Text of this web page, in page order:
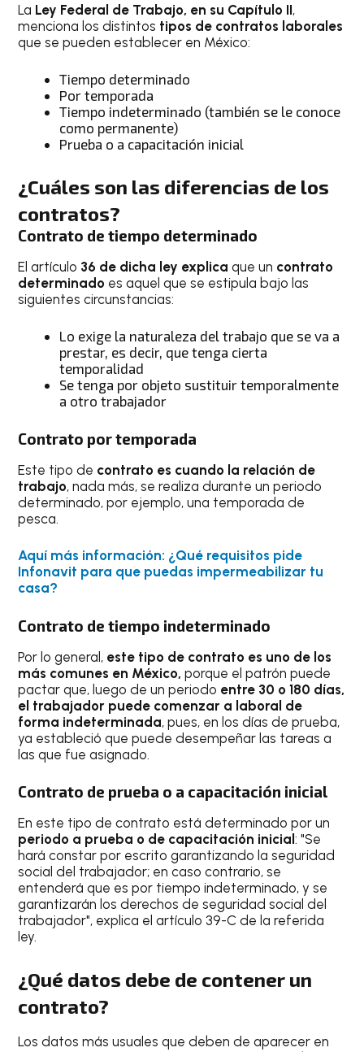
La Ley Federal de Trabajo, en su Capítulo II,
menciona los distintos tipos de contratos laborales
que se pueden establecer en México:
Tiempo determinado
Por temporada
Tiempo indeterminado (también se le conoce
como permanente)
Prueba o a capacitación inicial
¿Cuáles son las diferencias de los
contratos?
Contrato de tiempo determinado
El artículo 36 de dicha ley explica que un contrato
determinado es aquel que se estipula bajo las
siguientes circunstancias:
Lo exige la naturaleza del trabajo que se va a
prestar, es decir, que tenga cierta
temporalidad
Se tenga por objeto sustituir temporalmente
a otro trabajador
Contrato por temporada
Este tipo de contrato es cuando la relación de
trabajo, nada más, se realiza durante un periodo
determinado, por ejemplo, una temporada de
pesca.
Aquí más información: ¿Qué requisitos pide
Infonavit para que puedas impermeabilizar tu
casa?
Contrato de tiempo indeterminado
Por lo general, este tipo de contrato es uno de los
más comunes en México, porque el patrón puede
pactar que, luego de un periodo entre 30 o 180 días,
el trabajador puede comenzar a laboral de
forma indeterminada, pues, en los días de prueba,
ya estableció que puede desempeñar las tareas a
las que fue asignado.
Contrato de prueba o a capacitación inicial
En este tipo de contrato está determinado por un
periodo a prueba o de capacitación inicial: "Se
hará constar por escrito garantizando la seguridad
social del trabajador; en caso contrario, se
entenderá que es por tiempo indeterminado, y se
garantizarán los derechos de seguridad social del
trabajador", explica el artículo 39-C de la referida
ley.
¿Qué datos debe de contener un
contrato?
Los datos más usuales que deben de aparecer en